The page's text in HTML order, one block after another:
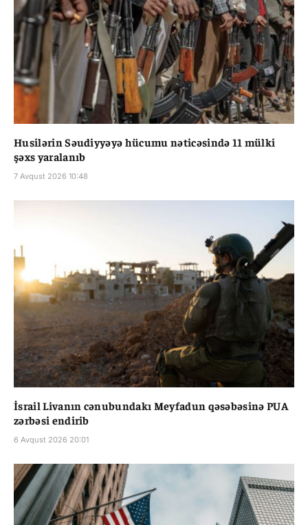
Husilərin Səudiyyəyə hücumu nəticəsində 11 mülki
şəxs yaralanıb
7 Avqust 2026 10:48
İsrail Livanın cənubundakı Meyfadun qəsəbəsinə PUA
zərbəsi endirib
6 Avqust 2026 20:01